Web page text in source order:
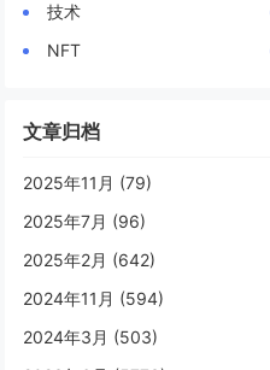
技术
NFT
文章归档
2025年11月 (79)
2025年7月 (96)
2025年2月 (642)
2024年11月 (594)
2024年3月 (503)